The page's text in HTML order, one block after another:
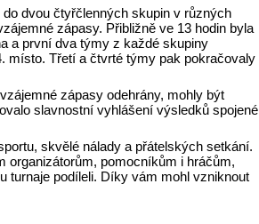
dvou čtyřčlenných skupin v různých
zápasy. Přibližně ve 13 hodin byla
a první dva týmy z každé skupiny
místo. Třetí a čtvrté týmy pak pokračovaly
zápasy odehrány, mohly být
slavnostní vyhlášení výsledků spojené
skvělé nálady a přátelských setkání.
organizátorům, pomocníkům i hráčům,
turnaje podíleli. Díky vám mohl vzniknout